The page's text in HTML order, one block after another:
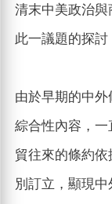
清末中美政治
此一議題的探討
由於早期的中
綜合性內容，一
貿往來的條約
別訂立，顯現